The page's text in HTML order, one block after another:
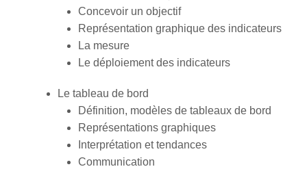
Concevoir un objectif
Représentation graphique des indicateurs
La mesure
Le déploiement des indicateurs
Le tableau de bord
Définition, modèles de tableaux de bord
Représentations graphiques
Interprétation et tendances
Communication